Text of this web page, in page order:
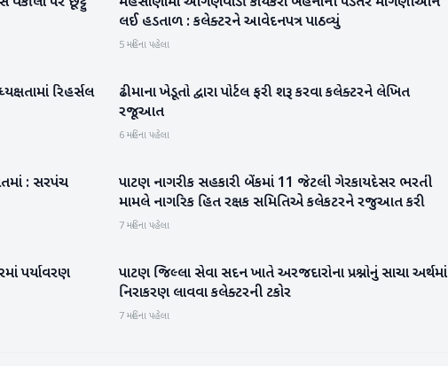
લઈ હડતાળ : કલેક્ટરને આવેદનપત્ર પાઠવ્યું
5 મહિના પહેલા
રિહર્સલ
વાવ-થરાદ
ઢીમાના ખેડૂતો દ્વારા પોર્ટલ ફરી શરૂ કરવા કલેક્ટરને લેખિત
રજૂઆત
6 મહિના પહેલા
: સરપંચ
પાટણ
પાટણ નાગરીક સહકારી બેંકમાં 11 જેટલી ગેરકાયદેસર ભરતી
મામલે નાગરિક હિત રક્ષક સમિતિએ કલેકટરને રજુઆત કરી
7 મહિના પહેલા
પર્યાવરણ
પાટણ
પાટણ જિલ્લા સેવા સદન ખાતે અરજદારોના પ્રશ્નોનું સાચા અર્થમાં
નિરાકરણ લાવવા કલેક્ટરની ટકોર
7 મહિના પહેલા